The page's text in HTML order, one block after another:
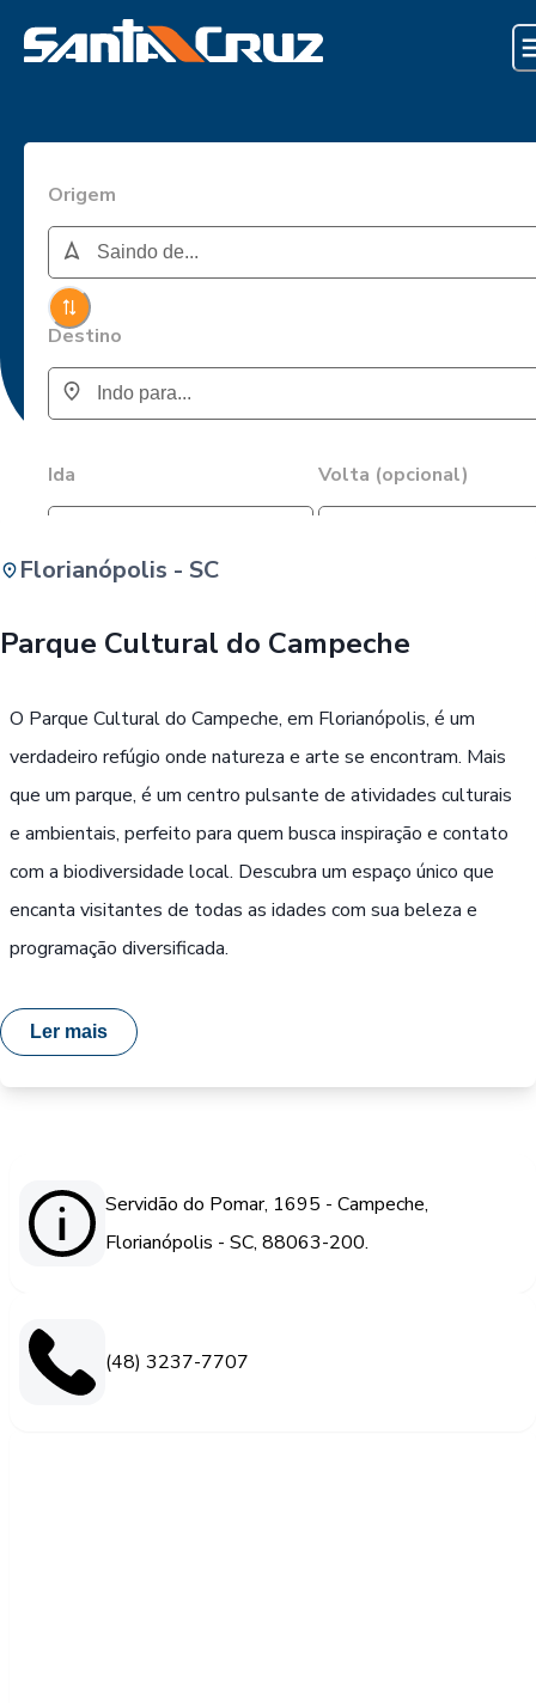
Origem
Destino
Ida Volta (opcional)
Florianópolis - SC
Parque Cultural do Campeche
O Parque Cultural do Campeche, em Florianópolis, é um
verdadeiro refúgio onde natureza e arte se encontram. Mais
que um parque, é um centro pulsante de atividades culturais
e ambientais, perfeito para quem busca inspiração e contato
com a biodiversidade local. Descubra um espaço único que
encanta visitantes de todas as idades com sua beleza e
programação diversificada.
Ler mais
Servidão do Pomar, 1695 - Campeche,
Florianópolis - SC, 88063-200.
(48) 3237-7707